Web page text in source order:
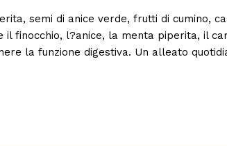
semi di anice verde, frutti di cumino,
il finocchio, l?anice, la menta piperita, il
la funzione digestiva. Un alleato